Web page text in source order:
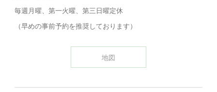
毎週月曜、第一火曜、第三日曜定休
（早めの事前予約を推奨しております）
地図